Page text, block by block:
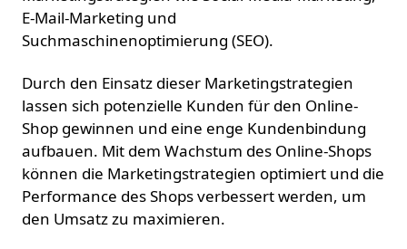
E-Mail-Marketing und
Suchmaschinenoptimierung (SEO).
Durch den Einsatz dieser Marketingstrategien
lassen sich potenzielle Kunden für den Online-
Shop gewinnen und eine enge Kundenbindung
aufbauen. Mit dem Wachstum des Online-Shops
können die Marketingstrategien optimiert und die
Performance des Shops verbessert werden, um
den Umsatz zu maximieren.